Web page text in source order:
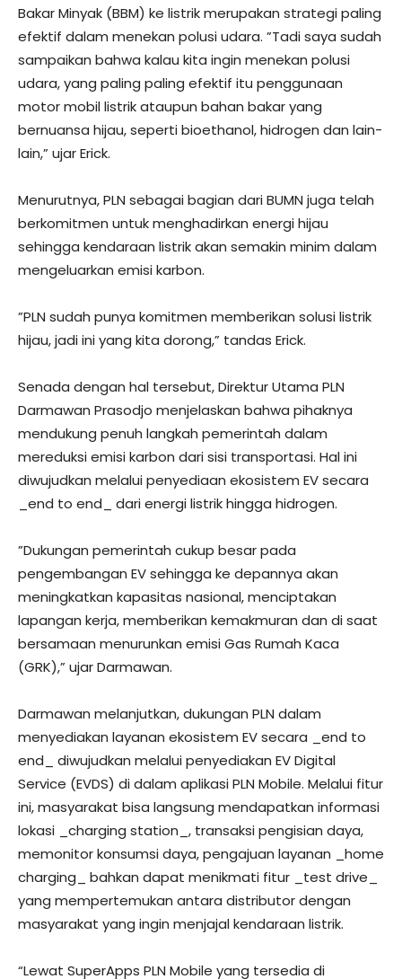
Bakar Minyak (BBM) ke listrik merupakan strategi paling
efektif dalam menekan polusi udara. ”Tadi saya sudah
sampaikan bahwa kalau kita ingin menekan polusi
udara, yang paling paling efektif itu penggunaan
motor mobil listrik ataupun bahan bakar yang
bernuansa hijau, seperti bioethanol, hidrogen dan lain-
lain,” ujar Erick.
Menurutnya, PLN sebagai bagian dari BUMN juga telah
berkomitmen untuk menghadirkan energi hijau
sehingga kendaraan listrik akan semakin minim dalam
mengeluarkan emisi karbon.
”PLN sudah punya komitmen memberikan solusi listrik
hijau, jadi ini yang kita dorong,” tandas Erick.
Senada dengan hal tersebut, Direktur Utama PLN
Darmawan Prasodjo menjelaskan bahwa pihaknya
mendukung penuh langkah pemerintah dalam
mereduksi emisi karbon dari sisi transportasi. Hal ini
diwujudkan melalui penyediaan ekosistem EV secara
_end to end_ dari energi listrik hingga hidrogen.
”Dukungan pemerintah cukup besar pada
pengembangan EV sehingga ke depannya akan
meningkatkan kapasitas nasional, menciptakan
lapangan kerja, memberikan kemakmuran dan di saat
bersamaan menurunkan emisi Gas Rumah Kaca
(GRK),” ujar Darmawan.
Darmawan melanjutkan, dukungan PLN dalam
menyediakan layanan ekosistem EV secara _end to
end_ diwujudkan melalui penyediakan EV Digital
Service (EVDS) di dalam aplikasi PLN Mobile. Melalui fitur
ini, masyarakat bisa langsung mendapatkan informasi
lokasi _charging station_, transaksi pengisian daya,
memonitor konsumsi daya, pengajuan layanan _home
charging_ bahkan dapat menikmati fitur _test drive_
yang mempertemukan antara distributor dengan
masyarakat yang ingin menjajal kendaraan listrik.
“Lewat SuperApps PLN Mobile yang tersedia di